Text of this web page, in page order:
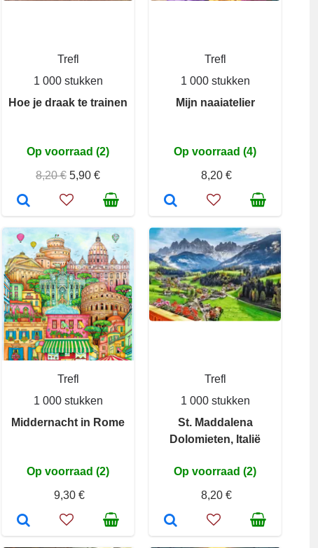
Trefl
1 000 stukken
Hoe je draak te trainen
Op voorraad (2)
8,20 € 5,90 €
Trefl
1 000 stukken
Mijn naaiatelier
Op voorraad (4)
8,20 €
Trefl
1 000 stukken
Middernacht in Rome
Op voorraad (2)
9,30 €
Trefl
1 000 stukken
St. Maddalena
Dolomieten, Italië
Op voorraad (2)
8,20 €